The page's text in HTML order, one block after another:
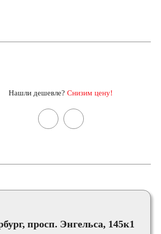
Нашли дешевле? Снизим цену!
просп. Энгельса, 145к1